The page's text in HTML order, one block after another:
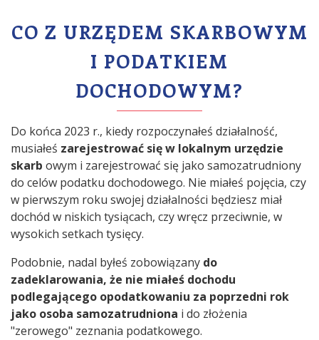
CO Z URZĘDEM SKARBOWYM
I PODATKIEM
DOCHODOWYM?
Do końca 2023 r., kiedy rozpoczynałeś działalność,
musiałeś zarejestrować się w lokalnym urzędzie
skarb owym i zarejestrować się jako samozatrudniony
do celów podatku dochodowego. Nie miałeś pojęcia, czy
w pierwszym roku swojej działalności będziesz miał
dochód w niskich tysiącach, czy wręcz przeciwnie, w
wysokich setkach tysięcy.
Podobnie, nadal byłeś zobowiązany do
zadeklarowania, że nie miałeś dochodu
podlegającego opodatkowaniu za poprzedni rok
jako osoba samozatrudniona i do złożenia
"zerowego" zeznania podatkowego.